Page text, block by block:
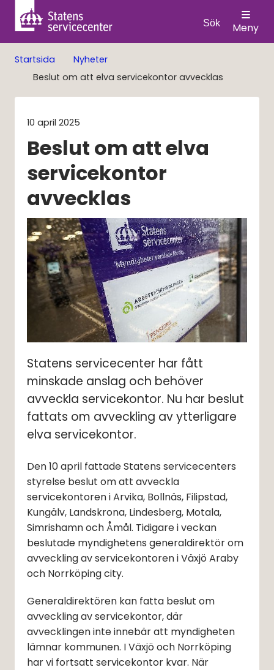
Sök Meny
Startsida
Nyheter
Beslut om att elva servicekontor avvecklas
10 april 2025
Beslut om att elva
servicekontor
avvecklas
Statens servicecenter har fått
minskade anslag och behöver
avveckla servicekontor. Nu har beslut
fattats om avveckling av ytterligare
elva servicekontor.
Den 10 april fattade Statens servicecenters
styrelse beslut om att avveckla
servicekontoren i Arvika, Bollnäs, Filipstad,
Kungälv, Landskrona, Lindesberg, Motala,
Simrishamn och Åmål. Tidigare i veckan
beslutade myndighetens generaldirektör om
avveckling av servicekontoren i Växjö Araby
och Norrköping city.
Generaldirektören kan fatta beslut om
avveckling av servicekontor, där
avvecklingen inte innebär att myndigheten
lämnar kommunen. I Växjö och Norrköping
har vi fortsatt servicekontor kvar. När